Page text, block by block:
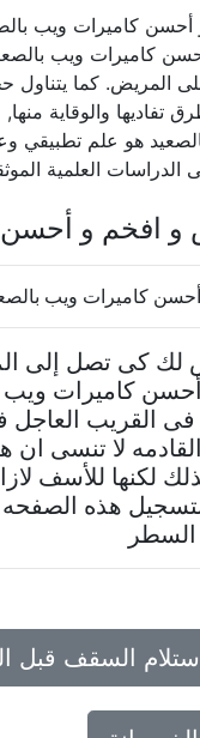
كاميرات ويب
كاميرات ويب
على المريض. كما
والوقاية
هو علم تطبيقي
العلمية
افخم و أحسن
كاميرات ويب
كى تصل إلى
كاميرات ويب
القريب العاجل
لا تنسى
لكنها للأسف
هذه
السقف قبل